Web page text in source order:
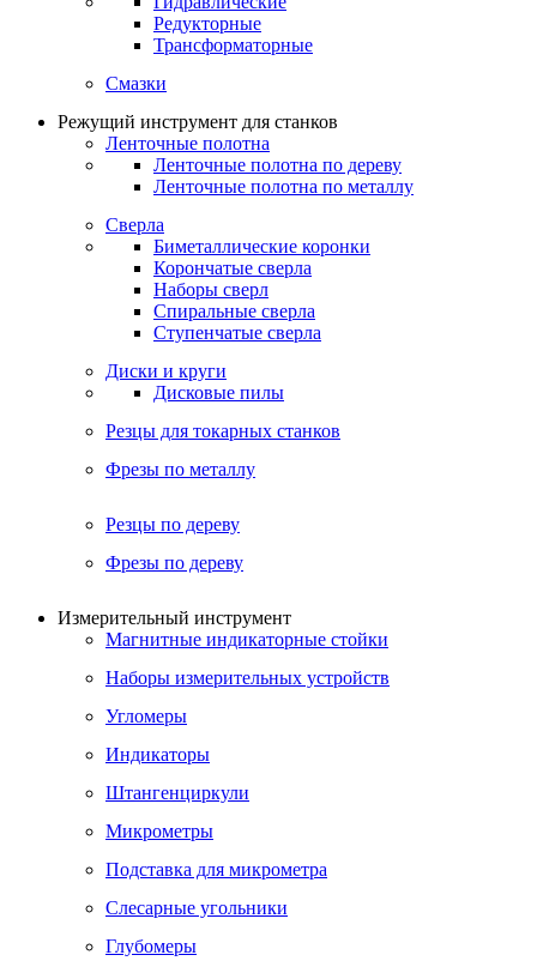
Редукторные
Трансформаторные
Смазки
Режущий инструмент для станков
Ленточные полотна
Ленточные полотна по дереву
Ленточные полотна по металлу
Сверла
Биметаллические коронки
Корончатые сверла
Наборы сверл
Спиральные сверла
Ступенчатые сверла
Диски и круги
Дисковые пилы
Резцы для токарных станков
Фрезы по металлу
Резцы по дереву
Фрезы по дереву
Измерительный инструмент
Магнитные индикаторные стойки
Наборы измерительных устройств
Угломеры
Индикаторы
Штангенциркули
Микрометры
Подставка для микрометра
Слесарные угольники
Глубомеры